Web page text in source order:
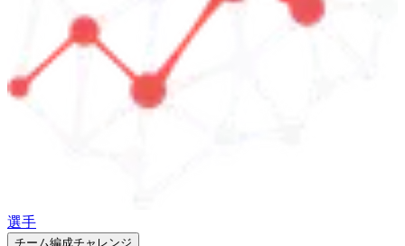
選手
チーム編成チャレンジ